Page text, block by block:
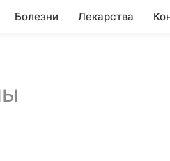
Болезни Лекарства